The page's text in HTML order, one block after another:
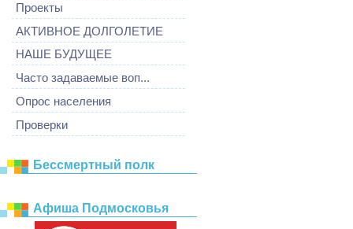
Проекты
АКТИВНОЕ ДОЛГОЛЕТИЕ
НАШЕ БУДУЩЕЕ
Часто задаваемые воп...
Опрос населения
Проверки
Бессмертный полк
Афиша Подмосковья